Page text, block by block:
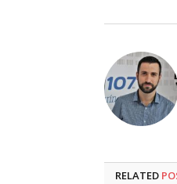
RELATED